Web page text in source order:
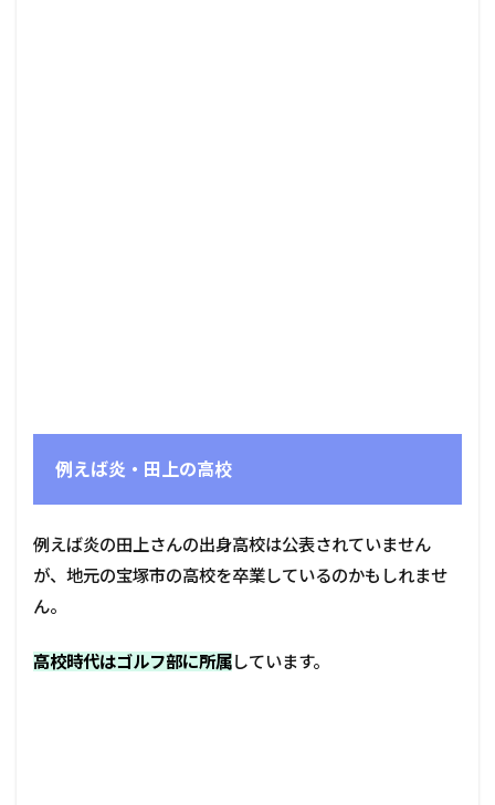
例えば炎・田上の高校
例えば炎の田上さんの出身高校は公表されていません
が、地元の宝塚市の高校を卒業しているのかもしれませ
ん。
高校時代はゴルフ部に所属しています。